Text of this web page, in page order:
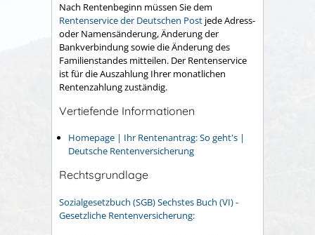
Nach Rentenbeginn müssen Sie dem
Rentenservice der Deutschen Post jede Adress-
oder Namensänderung, Änderung der
Bankverbindung sowie die Änderung des
Familienstandes mitteilen. Der Rentenservice
ist für die Auszahlung Ihrer monatlichen
Rentenzahlung zuständig.
Vertiefende Informationen
Homepage | Ihr Rentenantrag: So geht's |
Deutsche Rentenversicherung
Rechtsgrundlage
Sozialgesetzbuch (SGB) Sechstes Buch (VI) -
Gesetzliche Rentenversicherung: